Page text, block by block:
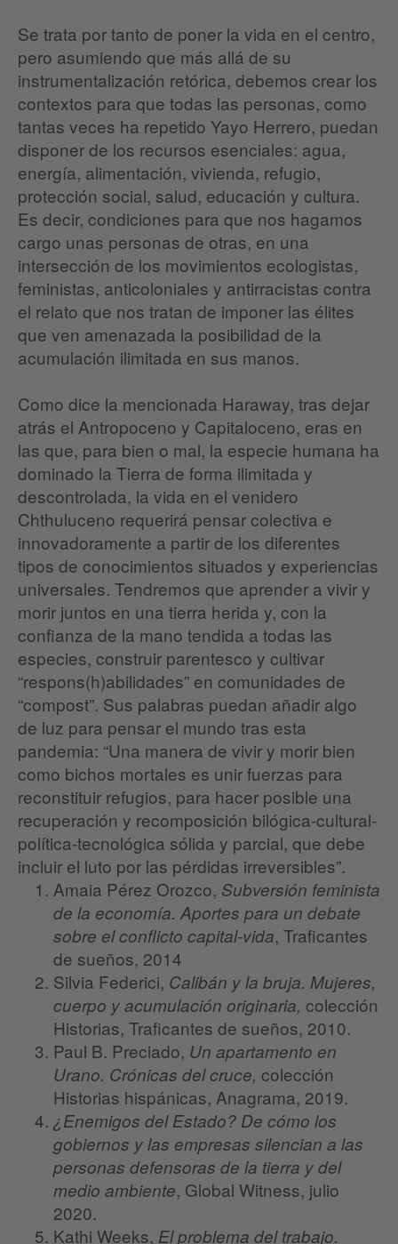
Se trata por tanto de poner la vida en el centro,
pero asumiendo que más allá de su
instrumentalización retórica, debemos crear los
contextos para que todas las personas, como
tantas veces ha repetido Yayo Herrero, puedan
disponer de los recursos esenciales: agua,
energía, alimentación, vivienda, refugio,
protección social, salud, educación y cultura.
Es decir, condiciones para que nos hagamos
cargo unas personas de otras, en una
intersección de los movimientos ecologistas,
feministas, anticoloniales y antirracistas contra
el relato que nos tratan de imponer las élites
que ven amenazada la posibilidad de la
acumulación ilimitada en sus manos.
Como dice la mencionada Haraway, tras dejar
atrás el Antropoceno y Capitaloceno, eras en
las que, para bien o mal, la especie humana ha
dominado la Tierra de forma ilimitada y
descontrolada, la vida en el venidero
Chthuluceno requerirá pensar colectiva e
innovadoramente a partir de los diferentes
tipos de conocimientos situados y experiencias
universales. Tendremos que aprender a vivir y
morir juntos en una tierra herida y, con la
confianza de la mano tendida a todas las
especies, construir parentesco y cultivar
“respons(h)abilidades” en comunidades de
“compost”. Sus palabras puedan añadir algo
de luz para pensar el mundo tras esta
pandemia: “Una manera de vivir y morir bien
como bichos mortales es unir fuerzas para
reconstituir refugios, para hacer posible una
recuperación y recomposición bilógica-cultural-
política-tecnológica sólida y parcial, que debe
incluir el luto por las pérdidas irreversibles”.
Amaia Pérez Orozco, Subversión feminista
de la economía. Aportes para un debate
sobre el conflicto capital-vida, Traficantes
de sueños, 2014
Silvia Federici, Calibán y la bruja. Mujeres,
cuerpo y acumulación originaria, colección
Historias, Traficantes de sueños, 2010.
Paul B. Preciado, Un apartamento en
Urano. Crónicas del cruce, colección
Historias hispánicas, Anagrama, 2019.
¿Enemigos del Estado? De cómo los
gobiernos y las empresas silencian a las
personas defensoras de la tierra y del
medio ambiente, Global Witness, julio
2020.
Kathi Weeks, El problema del trabajo.